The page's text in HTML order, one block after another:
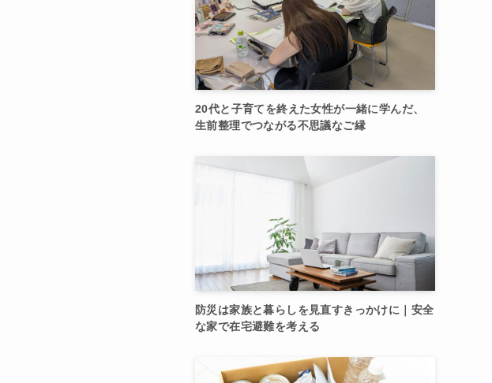
20代と子育てを終えた女性が一緒に学んだ、
生前整理でつながる不思議なご縁
防災は家族と暮らしを見直すきっかけに｜安全
な家で在宅避難を考える